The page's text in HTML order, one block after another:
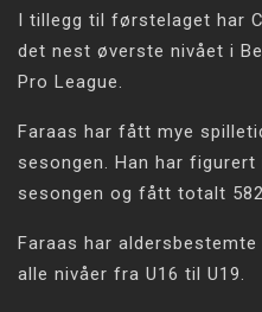
I tillegg til førstelaget har
det nest øverste nivået i
Pro League.
Faraas har fått mye
sesongen. Han har figurert
sesongen og fått totalt
Faraas har
alle nivåer fra U16 til U19.